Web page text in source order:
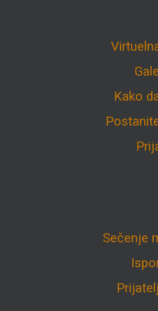
Kako
Sečenje